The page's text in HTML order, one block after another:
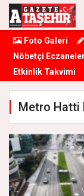
Foto Galeri
Nöbetçi Eczaneler
Etkinlik Takvimi
Metro Hatti